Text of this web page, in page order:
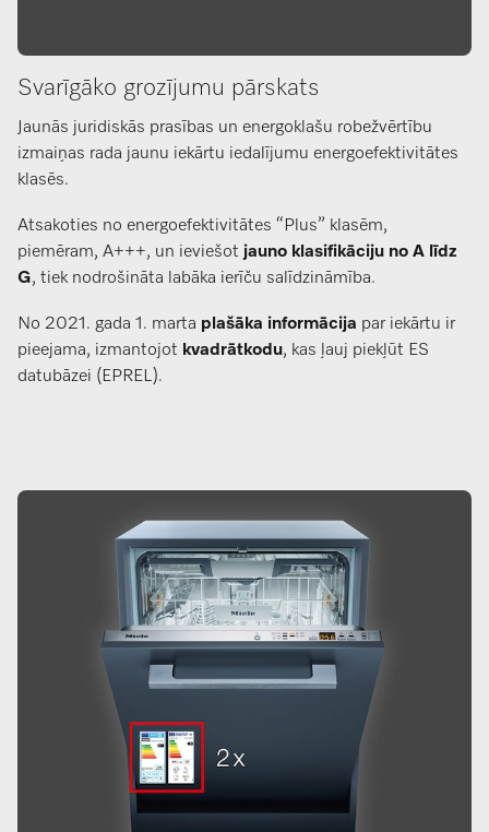
Svarīgāko grozījumu pārskats
Jaunās juridiskās prasības un energoklašu robežvērtību
izmaiņas rada jaunu iekārtu iedalījumu energoefektivitātes
klasēs.
Atsakoties no energoefektivitātes “Plus” klasēm,
piemēram, A+++, un ieviešot jauno klasifikāciju no A līdz
G, tiek nodrošināta labāka ierīču salīdzināmība.
No 2021. gada 1. marta plašāka informācija par iekārtu ir
pieejama, izmantojot kvadrātkodu, kas ļauj piekļūt ES
datubāzei (EPREL).